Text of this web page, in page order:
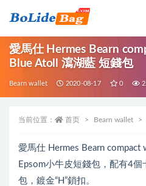
愛馬仕 Hermes Bearn
Blue Atoll 瀉湖藍 短錢包
Bearn wallet 2020-08-17 0
当前位置： 首页 Bearn wallet
愛馬仕 Hermes Bearn compact
Epsom小牛皮短錢包，配有4
包，鍍金“H”鎖扣。